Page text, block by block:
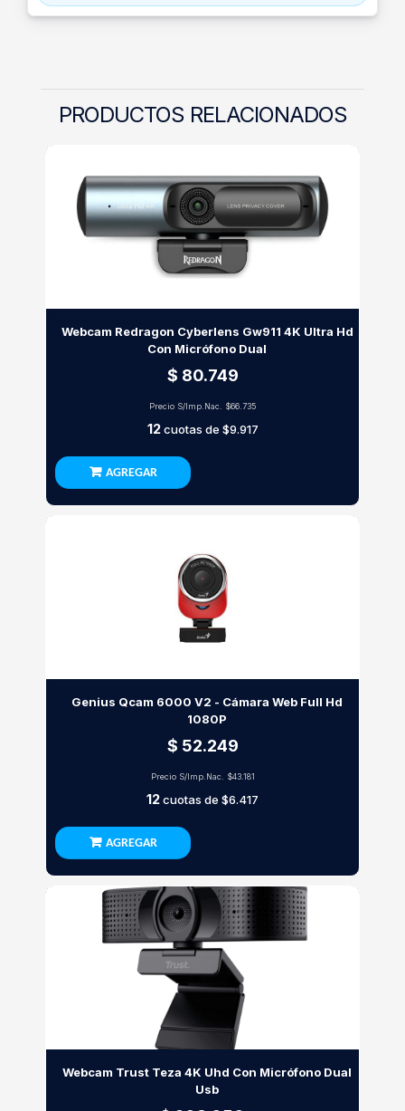
PRODUCTOS RELACIONADOS
Webcam Redragon Cyberlens Gw911 4K Ultra Hd
Con Micrófono Dual
$ 80.749
Precio S/Imp.Nac. $66.735
12cuotas de $9.917
AGREGAR
Genius Qcam 6000 V2 - Cámara Web Full Hd
1080P
$ 52.249
Precio S/Imp.Nac. $43.181
12cuotas de $6.417
AGREGAR
Webcam Trust Teza 4K Uhd Con Micrófono Dual
Usb